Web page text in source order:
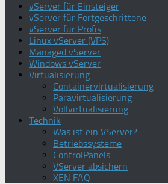
vServer für Einsteiger
vServer für Fortgeschrittene
vServer für Profis
Linux vServer (VPS)
Managed vServer
Windows vServer
Virtualisierung
Containervirtualisierung
Paravirtualisierung
Vollvirtualisierung
Technik
Was ist ein VServer?
Betriebssysteme
ControlPanels
VServer absichern
XEN FAQ